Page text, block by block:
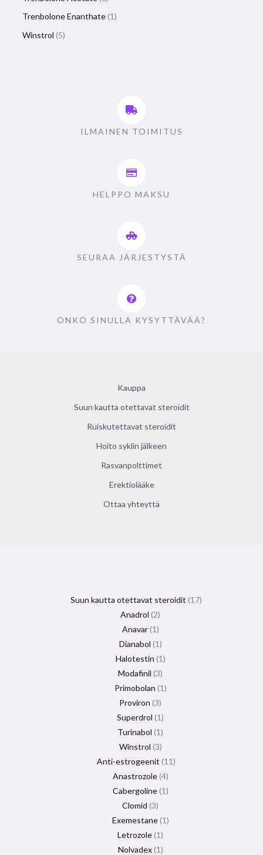
Trenbolone Enanthate 1
Winstrol 5
ILMAINEN TOIMITUS
HELPPO MAKSU
SEURAA JÄRJESTYSTÄ
ONKO SINULLA KYSYTTÄVÄÄ?
Kauppa
Suun kautta otettavat steroidit
Ruiskutettavat steroidit
Hoito syklin jälkeen
Rasvanpolttimet
Erektiolääke
Ottaa yhteyttä
Suun kautta otettavat steroidit 17
Anadrol 2
Anavar 1
Dianabol 1
Halotestin 1
Modafinil 3
Primobolan 1
Proviron 3
Superdrol 1
Turinabol 1
Winstrol 3
Anti-estrogeenit 11
Anastrozole 4
Cabergoline 1
Clomid 3
Exemestane 1
Letrozole 1
Nolvadex 1